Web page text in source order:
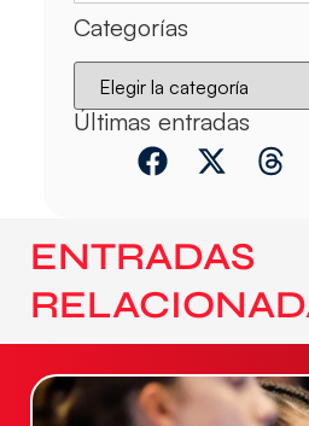
Categorías
Últimas entradas
ENTRADAS